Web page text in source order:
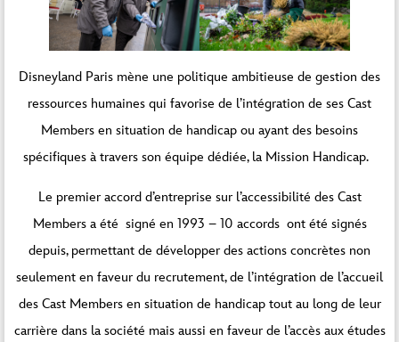
Disneyland Paris mène une politique ambitieuse de gestion des
ressources humaines qui favorise de l’intégration de ses Cast
Members en situation de handicap ou ayant des besoins
spécifiques à travers son équipe dédiée, la Mission Handicap.
Le premier accord d’entreprise sur l’accessibilité des Cast
Members a été signé en 1993 – 10 accords ont été signés
depuis, permettant de développer des actions concrètes non
seulement en faveur du recrutement, de l’intégration de l’accueil
des Cast Members en situation de handicap tout au long de leur
carrière dans la société mais aussi en faveur de l’accès aux études